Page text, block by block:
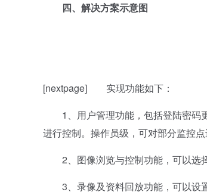
四、解决方案示意图
[nextpage] 实现功能如下：
1、用户管理功能，包括登陆密码
进行控制。操作员级，可对部分监控
2、图像浏览与控制功能，可以选择
3、录像及资料回放功能，可以设